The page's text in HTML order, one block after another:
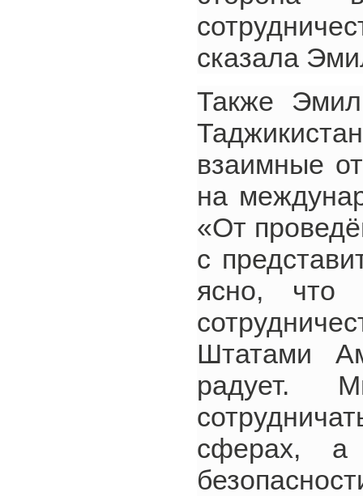
сказала
Также
взаимные
на
«От
с
ясно, что
Штатами
радует.
сферах, а